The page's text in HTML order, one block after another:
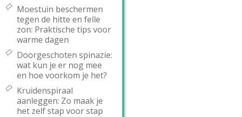
Moestuin beschermen
tegen de hitte en felle
zon: Praktische tips voor
warme dagen
Doorgeschoten spinazie:
wat kun je er nog mee
en hoe voorkom je het?
Kruidenspiraal
aanleggen: Zo maak je
het zelf stap voor stap